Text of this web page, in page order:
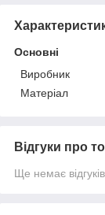
Основні
Виробник
Матеріал
Відгуки про
Ще немає